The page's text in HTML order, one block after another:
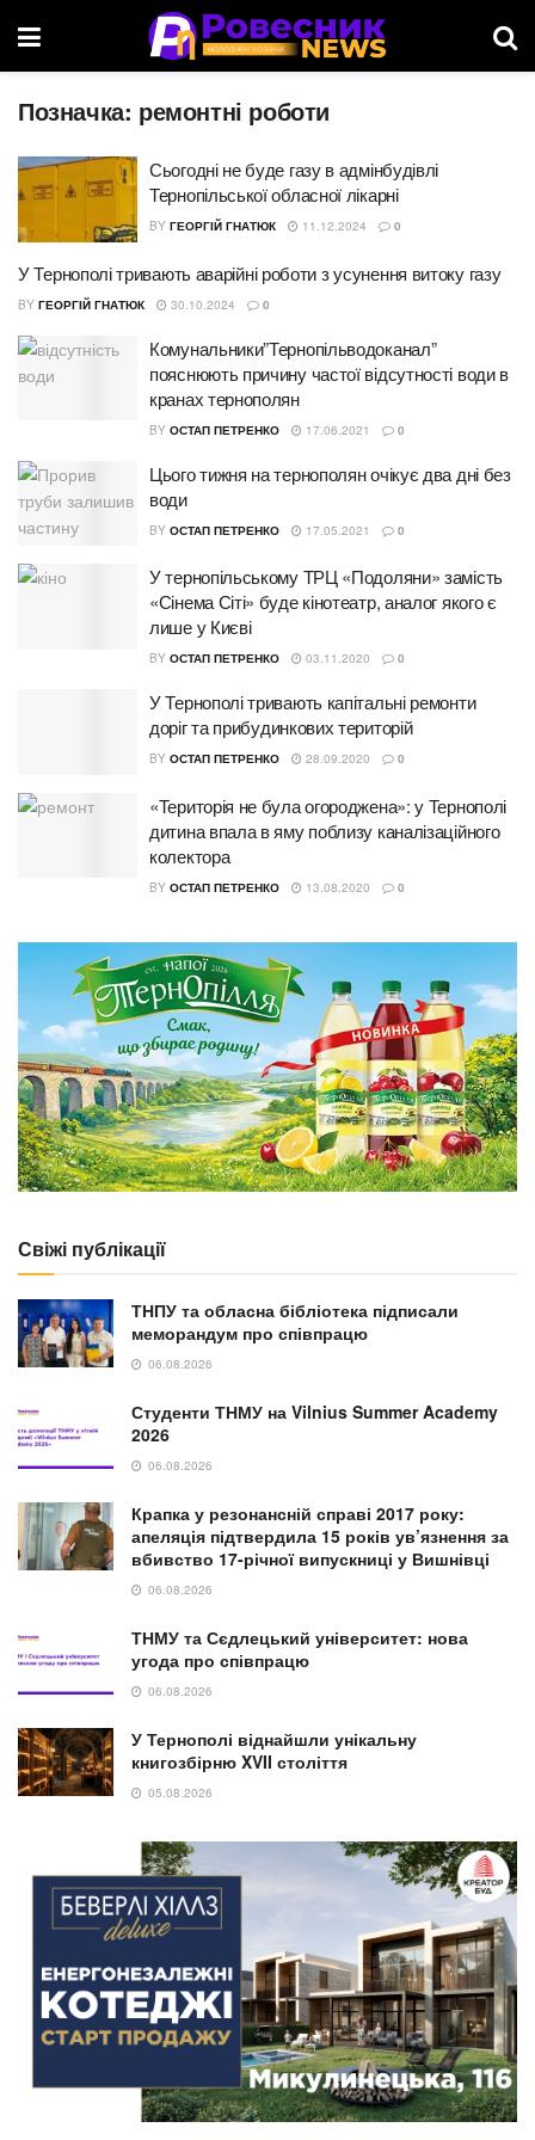
Позначка: ремонтні роботи
Сьогодні не буде газу в адмінбудівлі
Тернопільської обласної лікарні
BY ГЕОРГІЙ ГНАТЮК 11.12.2024 0
У Тернополі тривають аварійні роботи з усунення витоку газу
BY ГЕОРГІЙ ГНАТЮК 30.10.2024 0
Комунальники”Тернопільводоканал”
пояснюють причину частої відсутності води в
кранах тернополян
BY ОСТАП ПЕТРЕНКО 17.06.2021 0
Цього тижня на тернополян очікує два дні без
води
BY ОСТАП ПЕТРЕНКО 17.05.2021 0
У тернопільському ТРЦ «Подоляни» замість
«Сінема Сіті» буде кінотеатр, аналог якого є
лише у Києві
BY ОСТАП ПЕТРЕНКО 03.11.2020 0
У Тернополі тривають капітальні ремонти
доріг та прибудинкових територій
BY ОСТАП ПЕТРЕНКО 28.09.2020 0
«Територія не була огороджена»: у Тернополі
дитина впала в яму поблизу каналізаційного
колектора
BY ОСТАП ПЕТРЕНКО 13.08.2020 0
Свіжі публікації
ТНПУ та обласна бібліотека підписали
меморандум про співпрацю
06.08.2026
Студенти ТНМУ на Vilnius Summer Academy
2026
06.08.2026
Крапка у резонансній справі 2017 року:
апеляція підтвердила 15 років ув’язнення за
вбивство 17-річної випускниці у Вишнівці
06.08.2026
ТНМУ та Сєдлецький університет: нова
угода про співпрацю
06.08.2026
У Тернополі віднайшли унікальну
книгозбірню XVII століття
05.08.2026